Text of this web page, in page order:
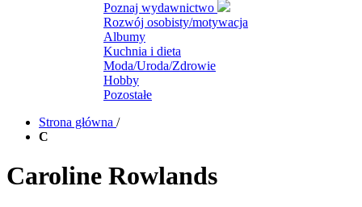
Poznaj wydawnictwo
Rozwój osobisty/motywacja
Albumy
Kuchnia i dieta
Moda/Uroda/Zdrowie
Hobby
Pozostałe
Strona główna /
C
Caroline Rowlands